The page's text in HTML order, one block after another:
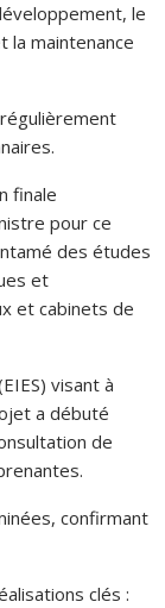
le
la maintenance
finale
pour ce
des études
et
et cabinets de
visant à
a débuté
de
confirmant
clés :